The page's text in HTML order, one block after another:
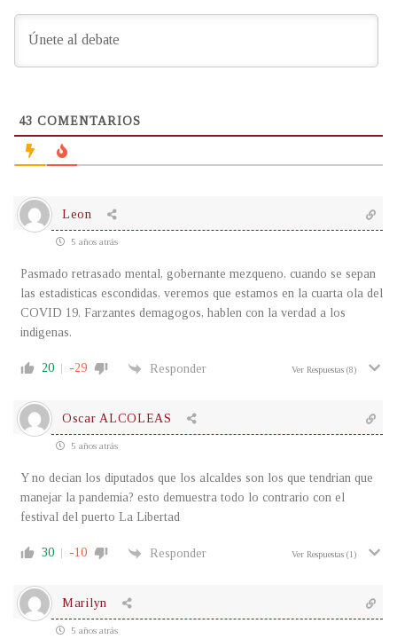
43 COMENTARIOS
Leon
5 años atrás
Pasmado retrasado mental, gobernante mezqueno, cuando se sepan
las estadisticas escondidas, veremos que estamos en la cuarta ola del
COVID 19. Farzantes demagogos, hablen con la verdad a los
indigenas.
20 -29 Responder Ver Respuestas (8)
Oscar ALCOLEAS
5 años atrás
Y no decian los diputados que los alcaldes son los que tendrian que
manejar la pandemia? esto demuestra todo lo contrario con el
festival del puerto La Libertad
30 -10 Responder Ver Respuestas (1)
Marilyn
5 años atrás